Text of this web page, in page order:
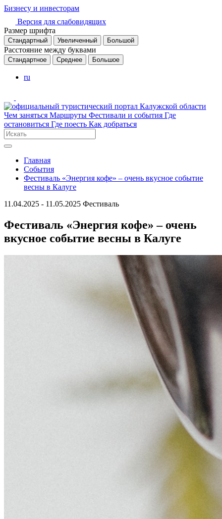
Бизнесу и инвесторам
Версия для слабовидящих
Размер шрифта
Стандартный Увеличенный Большой
Расстояние между буквами
Стандартное Среднее Большое
ru
Чем заняться Маршруты Фестивали и события Где
остановиться Где поесть Как добраться
Главная
События
Фестиваль «Энергия кофе» – очень вкусное событие
весны в Калуге
11.04.2025 - 11.05.2025 Фестиваль
Фестиваль «Энергия кофе» – очень
вкусное событие весны в Калуге